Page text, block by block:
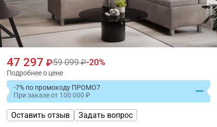
47 297 59 099 20
Подробнее о цене
-7% по промокоду ПРОМО7
При заказеот 100 000
Оставить отзыв Задать вопрос